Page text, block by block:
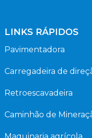
LINKS RÁPIDOS
Pavimentadora
Carregadeira de
Retroescavadeira
Caminhão de